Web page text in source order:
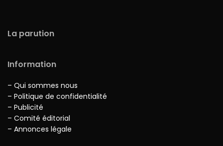
La parution
Information
– Qui sommes nous
– Politique de confidentialité
– Publicité
– Comité éditorial
– Annonces légale